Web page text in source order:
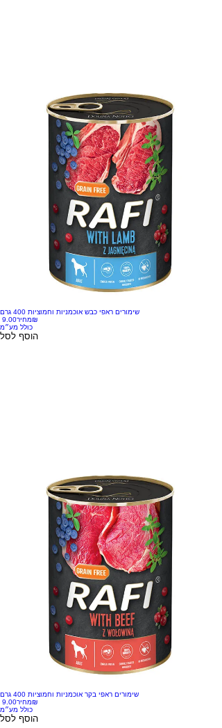
שימורים ראפי כבש אוכמניות וחמוציות 400 גרם
מחיר‏9.00 ‏₪
כולל מע״מ
הוסף לסל
שימורים ראפי בקר אוכמניות וחמוציות 400 גרם
מחיר‏9.00 ‏₪
כולל מע״מ
הוסף לסל